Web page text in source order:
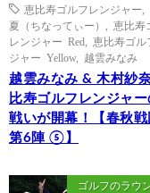
恵比寿ゴルフレンジャー
夏（ちなってぃー）
恵比寿
レンジャー Red
恵比寿ゴル
ジャー Yellow, 越雲みなみ
越雲みなみ & 木村紗
比寿ゴルフレンジャー
戦いが開幕！【春秋戦
第6陣 ⑤】
ゴルフのラウ